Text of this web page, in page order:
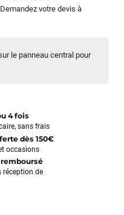
le panneau central pour
votre devis à
4 fois
sans frais
dès 150€
occasions
réception de